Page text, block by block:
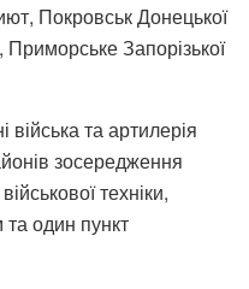
Покровськ Донецької
Запорізької
війська та артилерія
зосередження
техніки,
та один пункт